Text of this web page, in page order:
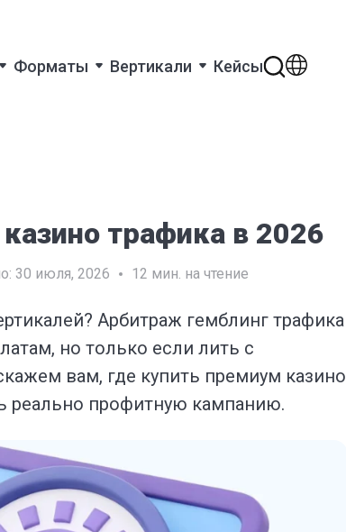
Форматы Вертикали Кейсы
трафика в 2026
30 июля, 2026 12 мин. на чтение
Арбитраж гемблинг трафика
но только если лить с
вам, где купить премиум казино
реально профитную кампанию.